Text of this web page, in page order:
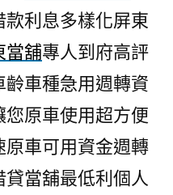
利息多樣化屏東
當舖專人到府高評
車種急用週轉資
您原車使用超方便
車可用資金週轉
貸當舖最低利個人